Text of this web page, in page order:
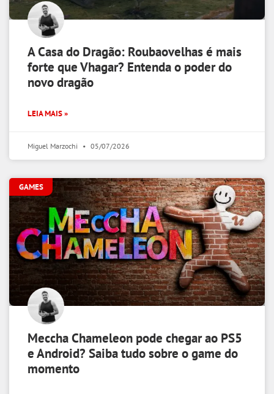
A Casa do Dragão: Roubaovelhas é mais
forte que Vhagar? Entenda o poder do
novo dragão
LEIA MAIS »
Miguel Marzochi 05/07/2026
GAMES
Meccha Chameleon pode chegar ao PS5
e Android? Saiba tudo sobre o game do
momento